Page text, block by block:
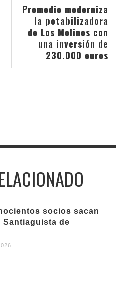
Promedio moderniza
la potabilizadora
de Los Molinos con
una inversión de
230.000 euros
socios sacan
Santiaguista de